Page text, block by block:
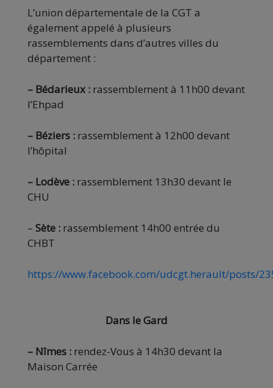
L’union départementale de la CGT a
également appelé à plusieurs
rassemblements dans d’autres villes du
département :
– Bédarieux : rassemblement à 11h00 devant
l’Ehpad
– Béziers : rassemblement à 12h00 devant
l’hôpital
– Lodève : rassemblement 13h30 devant le
CHU
– Sète : rassemblement 14h00 entrée du
CHBT
https://www.facebook.com/udcgt.herault/posts/
Dans le Gard
– Nîmes : rendez-Vous à 14h30 devant la
Maison Carrée